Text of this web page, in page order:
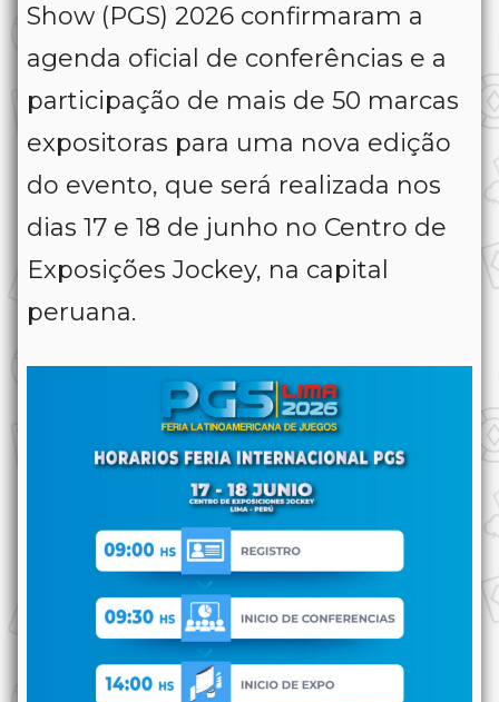
Show (PGS) 2026 confirmaram a
agenda oficial de conferências e a
participação de mais de 50 marcas
expositoras para uma nova edição
do evento, que será realizada nos
dias 17 e 18 de junho no Centro de
Exposições Jockey, na capital
peruana.